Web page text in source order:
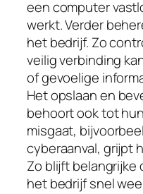
een computer
werkt. Verder
het bedrijf. Zo
veilig verbinding
of gevoelige
Het opslaan en
behoort ook tot
misgaat,
cyberaanval, grijpt
Zo blijft belangrijke
het bedrijf snel